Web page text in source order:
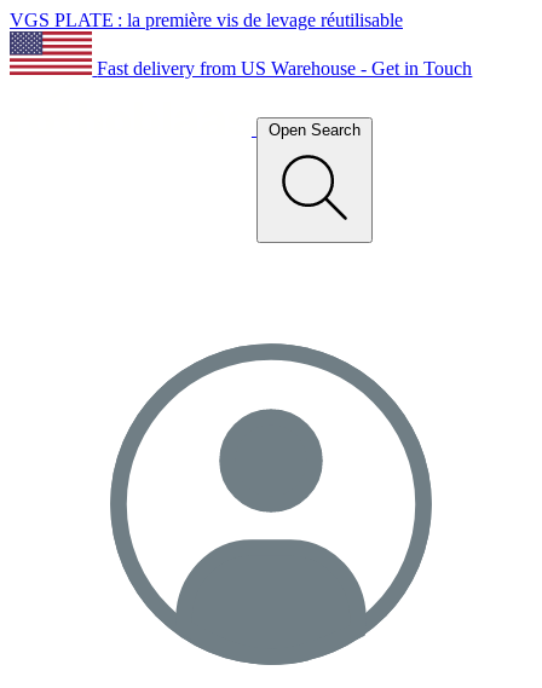
VGS PLATE : la première vis de levage réutilisable
Fast delivery from US Warehouse - Get in Touch
Open Search